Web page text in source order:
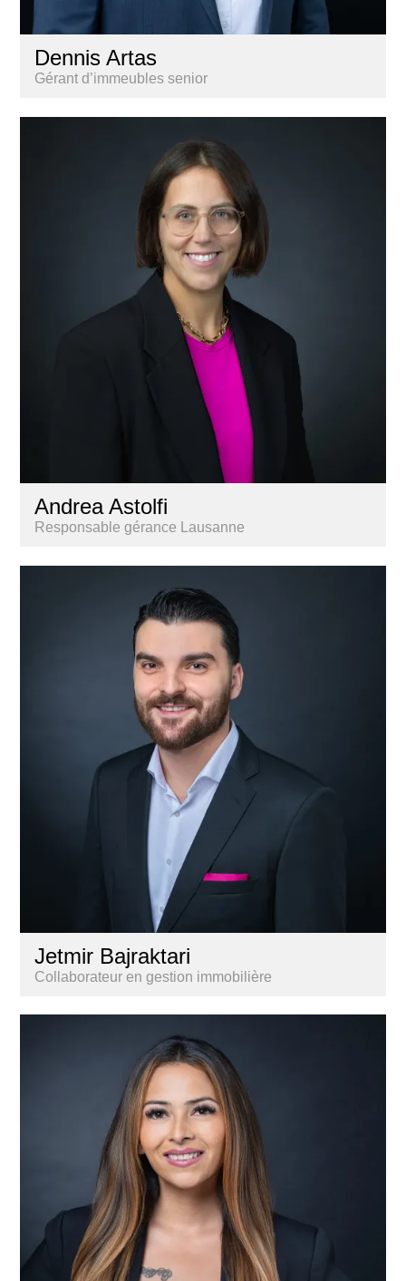
Dennis Artas
Gérant d’immeubles senior
Andrea Astolfi
Responsable gérance Lausanne
Jetmir Bajraktari
Collaborateur en gestion immobilière